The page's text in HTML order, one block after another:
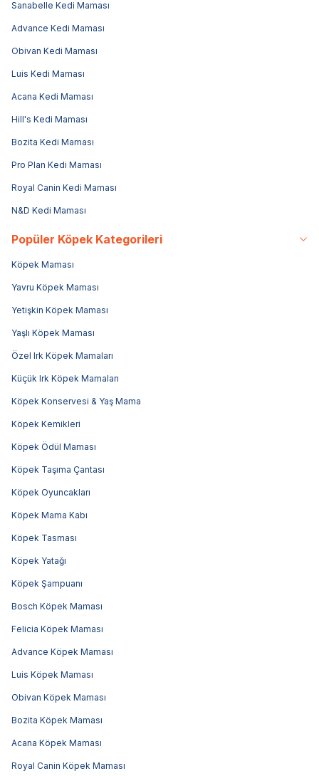
Sanabelle Kedi Maması
Advance Kedi Maması
Obivan Kedi Maması
Luis Kedi Maması
Acana Kedi Maması
Hill's Kedi Maması
Bozita Kedi Maması
Pro Plan Kedi Maması
Royal Canin Kedi Maması
N&D Kedi Maması
Popüler Köpek Kategorileri
Köpek Maması
Yavru Köpek Maması
Yetişkin Köpek Maması
Yaşlı Köpek Maması
Özel Irk Köpek Mamaları
Küçük Irk Köpek Mamaları
Köpek Konservesi & Yaş Mama
Köpek Kemikleri
Köpek Ödül Maması
Köpek Taşıma Çantası
Köpek Oyuncakları
Köpek Mama Kabı
Köpek Tasması
Köpek Yatağı
Köpek Şampuanı
Bosch Köpek Maması
Felicia Köpek Maması
Advance Köpek Maması
Luis Köpek Maması
Obivan Köpek Maması
Bozita Köpek Maması
Acana Köpek Maması
Royal Canin Köpek Maması